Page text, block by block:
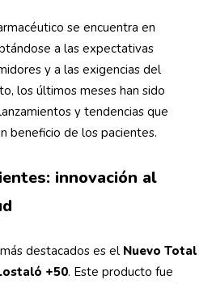
se encuentra en
a las expectativas
y a las exigencias del
los últimos meses han sido
y tendencias que
beneficio de los pacientes.
innovación al
destacados es el Nuevo Total
+50. Este producto fue